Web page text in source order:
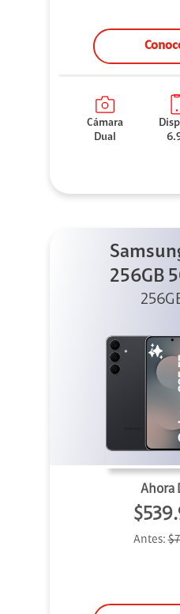
Cámara
Dual
256GB
Ahora
Antes: